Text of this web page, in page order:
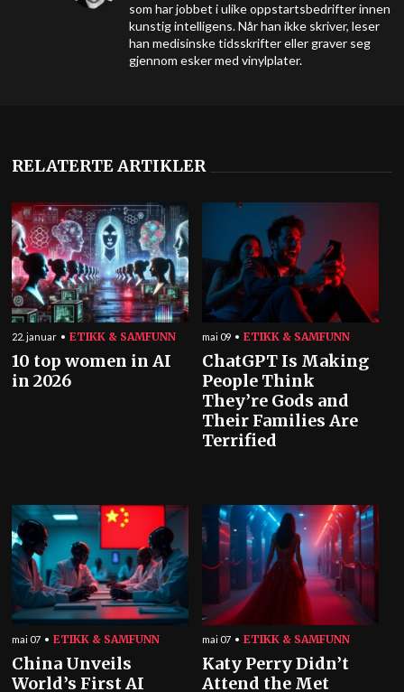
som har jobbet i ulike oppstartsbedrifter innen
kunstig intelligens. Når han ikke skriver, leser
han medisinske tidsskrifter eller graver seg
gjennom esker med vinylplater.
RELATERTE ARTIKLER
22. januar ETIKK & SAMFUNN
10 top women in AI
in 2026
mai 09 ETIKK & SAMFUNN
ChatGPT Is Making
People Think
They’re Gods and
Their Families Are
Terrified
mai 07 ETIKK & SAMFUNN
China Unveils
World’s First AI
mai 07 ETIKK & SAMFUNN
Katy Perry Didn’t
Attend the Met